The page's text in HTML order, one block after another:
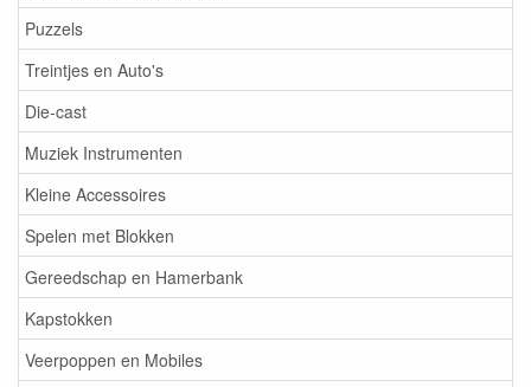
Puzzels
Treintjes en Auto's
Die-cast
Muziek Instrumenten
Kleine Accessoires
Spelen met Blokken
Gereedschap en Hamerbank
Kapstokken
Veerpoppen en Mobiles